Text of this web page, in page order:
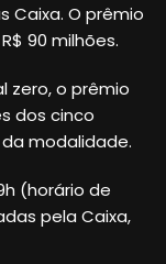
Caixa. O prêmio
90 milhões.
zero, o prêmio
dos cinco
modalidade.
(horário de
pela Caixa,